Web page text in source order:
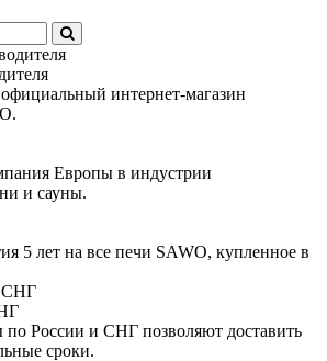
интернет-магазин
Европы в индустрии
и сауны.
5 лет на все печи SAWO, купленное в
по России и СНГ позволяют доставить
сроки.